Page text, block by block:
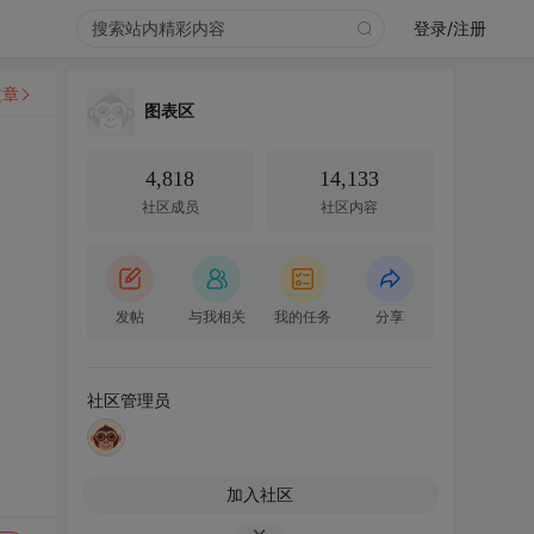
登录/注册
图表区
4,818
社区成员
14,133
社区内容
发帖 与我相关 我的任务 分享
社区管理员
加入社区